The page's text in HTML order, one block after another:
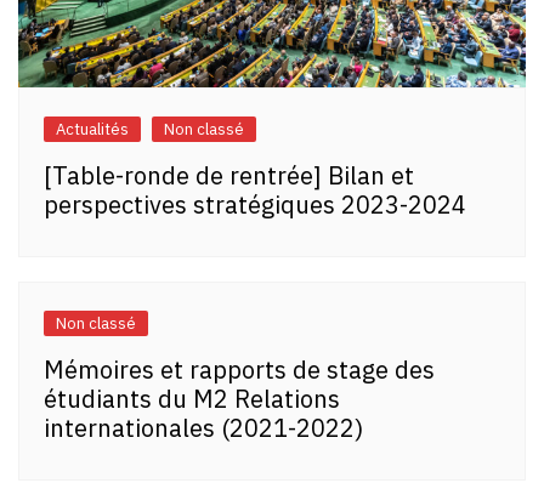
Actualités Non classé
[Table-ronde de rentrée] Bilan et
perspectives stratégiques 2023-2024
Non classé
Mémoires et rapports de stage des
étudiants du M2 Relations
internationales (2021-2022)